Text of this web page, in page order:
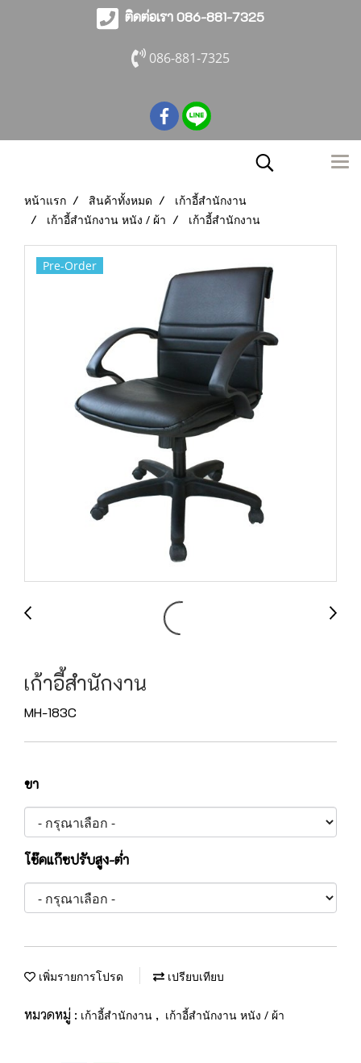
ติดต่อเรา 086-881-7325
086-881-7325
หน้าแรก สินค้าทั้งหมด
เก้าอี้สำนักงาน
เก้าอี้สำนักงาน หนัง / ผ้า
เก้าอี้สำนักงาน
Pre-Order
เก้าอี้สำนักงาน
MH-183C
ขา
โช๊คแก๊ซปรับสูง-ต่ำ
เพิ่มรายการโปรด เปรียบเทียบ
หมวดหมู่ : เก้าอี้สำนักงาน , เก้าอี้สำนักงาน หนัง / ผ้า